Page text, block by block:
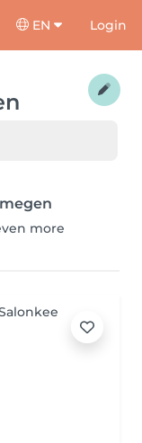
EN Login
more